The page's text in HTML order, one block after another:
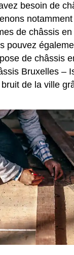
besoin de
de châssis
pouvez
de châssis
Bruxelles –
de la ville